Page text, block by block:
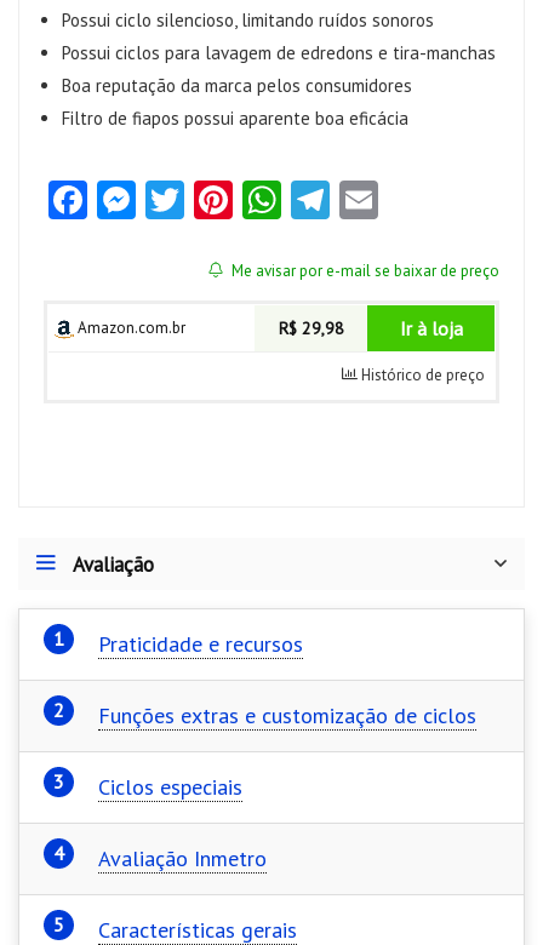
Possui ciclo silencioso, limitando ruídos sonoros
Possui ciclos para lavagem de edredons e tira-manchas
Boa reputação da marca pelos consumidores
Filtro de fiapos possui aparente boa eficácia
Fa
o
M
n
T
itt
er
Pi
er
W
ts
A
Te
gr
a
m
ai
l
Me avisar por e-mail se baixar de preço
Amazon.com.br R$ 29,98 Ir à loja
Histórico de preço
Avaliação
Praticidade e recursos
Funções extras e customização de ciclos
Ciclos especiais
Avaliação Inmetro
Características gerais